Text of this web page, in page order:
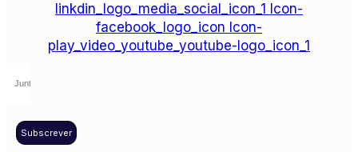
linkdin_logo_media_social_icon_1
Icon-
facebook_logo_icon Icon-
play_video_youtube_youtube-logo_icon_1
Subscrever